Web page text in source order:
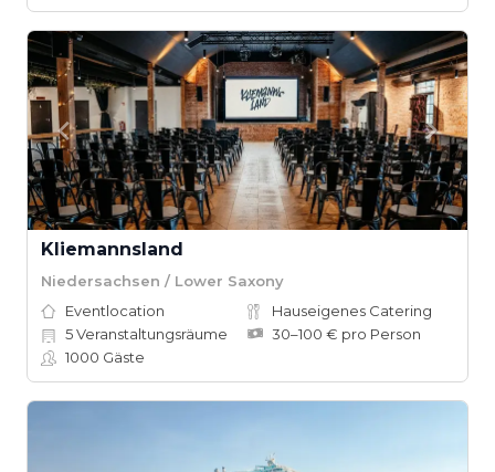
Kliemannsland
Niedersachsen / Lower Saxony
Eventlocation
Hauseigenes Catering
5Veranstaltungsräume
30–100 € pro Person
1000 Gäste